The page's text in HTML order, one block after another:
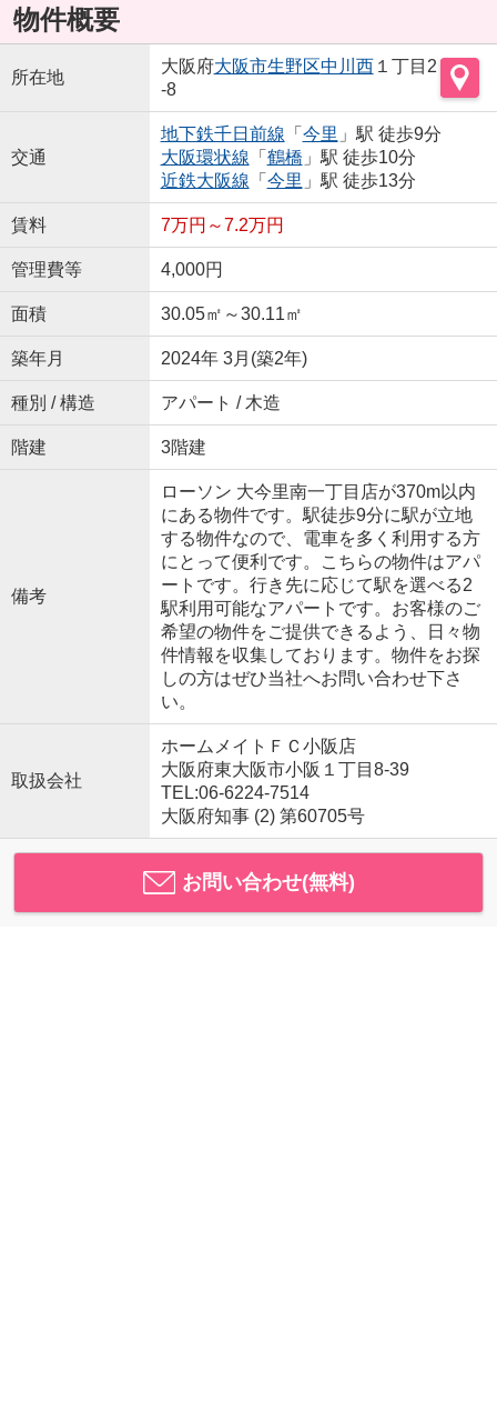
物件概要
所在地
大阪府大阪市生野区中川西１丁目2
-8
交通
地下鉄千日前線 「 今里 」駅 徒歩9分
大阪環状線 「 鶴橋 」駅 徒歩10分
近鉄大阪線 「 今里 」駅 徒歩13分
賃料 7万円～7.2万円
管理費等 4,000円
面積 30.05㎡～30.11㎡
築年月 2024年 3月(築2年)
種別 / 構造 アパート / 木造
階建 3階建
備考
ローソン 大今里南一丁目店が370m以内
にある物件です。駅徒歩9分に駅が立地
する物件なので、電車を多く利用する方
にとって便利です。こちらの物件はアパ
ートです。行き先に応じて駅を選べる2
駅利用可能なアパートです。お客様のご
希望の物件をご提供できるよう、日々物
件情報を収集しております。物件をお探
しの方はぜひ当社へお問い合わせ下さ
い。
取扱会社
ホームメイトＦＣ小阪店
大阪府東大阪市小阪１丁目8-39
TEL:06-6224-7514
大阪府知事 (2) 第60705号
お問い合わせ(無料)